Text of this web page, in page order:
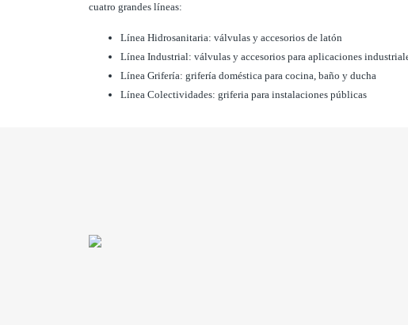
cuatro grandes líneas:
Línea Hidrosanitaria: válvulas y accesorios de latón
Línea Industrial: válvulas y accesorios para aplicaciones
Línea Grifería: grifería doméstica para cocina, baño y ducha
Línea Colectividades: griferia para instalaciones públicas